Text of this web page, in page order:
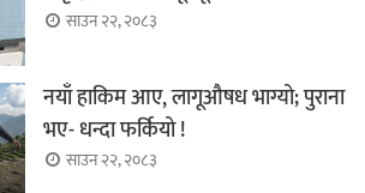
साउन २२, २०८३
नयाँ हाकिम आए, लागूऔषध भाग्यो; पुराना
भए- धन्दा फर्कियो !
साउन २२, २०८३